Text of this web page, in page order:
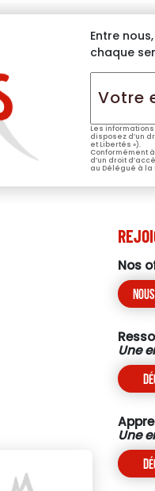
Entre
chaque
email*
Les informations
disposez d’un
et Libertés »).
Conformément
d’un droit
au Délégué à
Nos
Une
Une